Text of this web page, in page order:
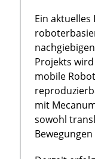
Ein
Projekts
mobile
mit
sowohl